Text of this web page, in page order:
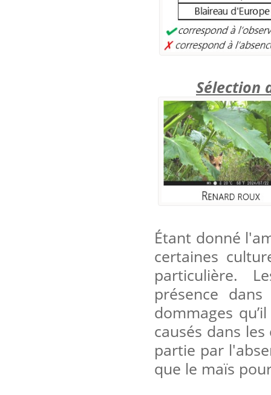
Sélection
Étant donné
certaines
particulière.
présence
dommages
causés dans
partie par
que le maïs